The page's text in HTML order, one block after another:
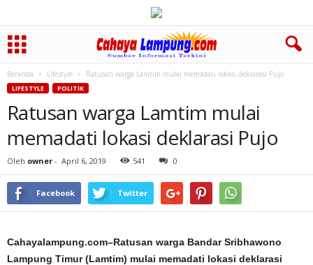
Beranda Lifestyle Ratusan warga Lamtim mulai memadati lokasi deklarasi Pujo
LIFESTYLE POLITIK
Ratusan warga Lamtim mulai
memadati lokasi deklarasi Pujo
Oleh owner - April 6, 2019 541 0
Facebook Twitter
Cahayalampung.com–Ratusan warga Bandar Sribhawono
Lampung Timur (Lamtim) mulai memadati lokasi deklarasi